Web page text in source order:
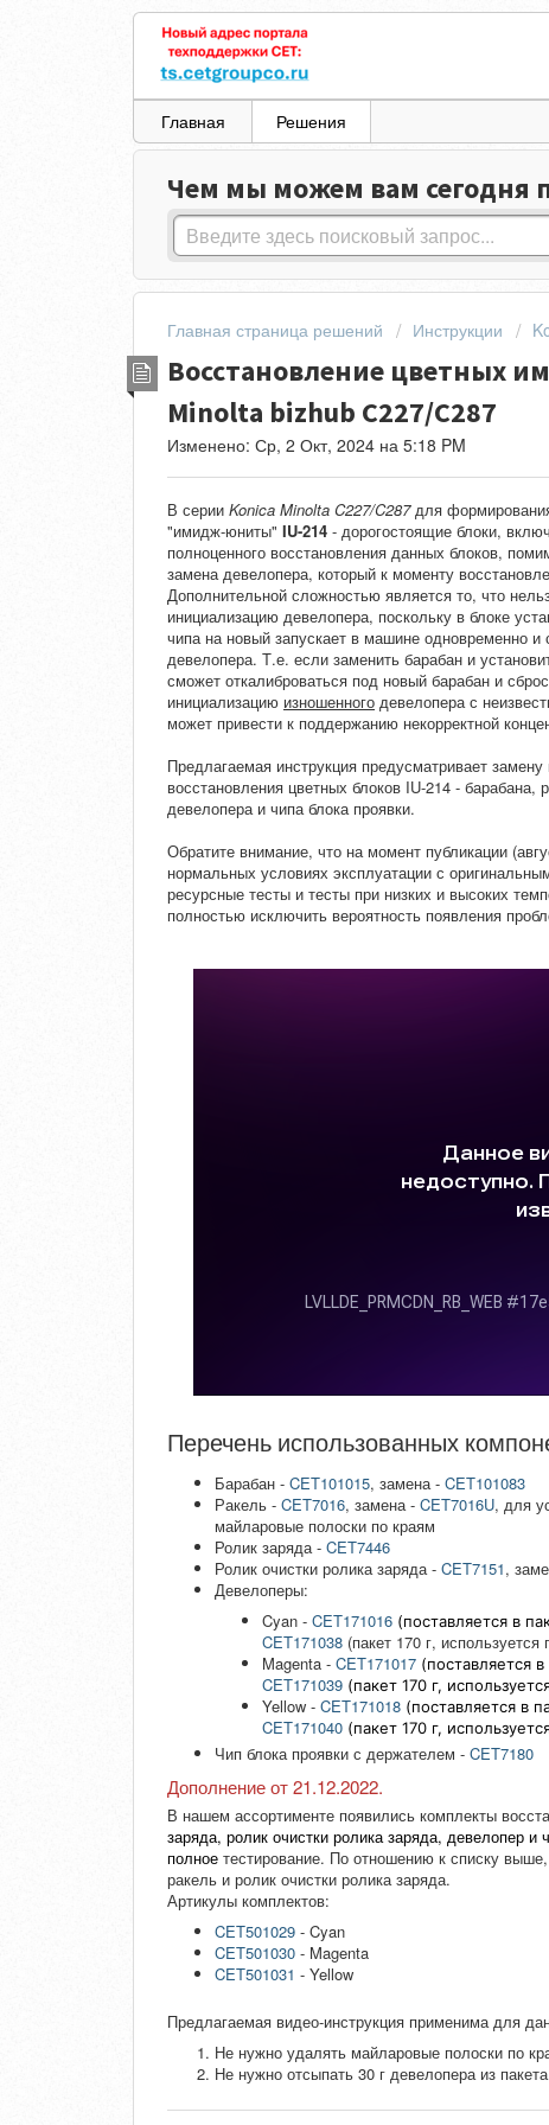
Главная Решения
Чем мы можем вам сегодня
Главная страница решений Инструкции
Восстановление цветных
Minolta bizhub C227/C287
Изменено: Ср, 2 Окт, 2024 на 5:18 PM
В серии Konica Minolta C227/C287для
"имидж-юниты" IU-214 - дорогостоящие блоки,
полноценного восстановления данных блоков,
замена девелопера, который к моменту
Дополнительной сложностью является то, что
инициализацию девелопера, поскольку в блоке
чипа на новый запускает в машине одновременно и
девелопера. Т.е. если заменить барабан и
сможет откалиброваться под новый барабан и
инициализацию изношенного девелопера с
может привести к поддержанию некорректной
Предлагаемая инструкция предусматривает
восстановления цветных блоков IU-214 - барабана,
девелопера и чипа блока проявки.
Обратите внимание, что на момент публикации
нормальных условиях эксплуатации с
ресурсные тесты и тесты при низких и высоких
полностью исключить вероятность появления
Перечень использованных
Барабан - CET101015, замена - CET101083
Ракель - CET7016, замена - CET7016U, для
майларовые полоски по краям
Ролик заряда - CET7446
Ролик очистки ролика заряда - CET7151,
Девелоперы:
Cyan - CET171016 (поставляется в
CET171038 (пакет 170 г,
Magenta - CET171017 (поставляется
CET171039 (пакет 170 г,
Yellow - CET171018 (поставляется в
CET171040 (пакет 170 г,
Чип блока проявки с держателем - CET7180
Дополнение от 21.12.2022.
В нашем ассортименте появились комплекты
заряда, ролик очистки ролика заряда, девелопер
полное тестирование. По отношению к списку
ракель и ролик очистки ролика заряда.
Артикулы комплектов:
CET501029 - Cyan
CET501030 - Magenta
CET501031 - Yellow
Предлагаемая видео-инструкция применима для
Не нужно удалять майларовые полоски по
Не нужно отсыпать 30 г девелопера из